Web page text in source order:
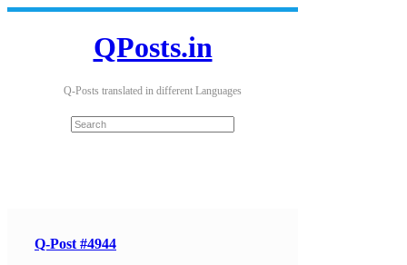
QPosts.in
Q-Posts translated in different Languages
Q-Post #4944